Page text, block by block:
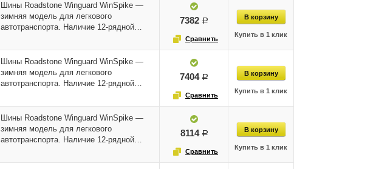
Шины Roadstone Winguard WinSpike —
зимняя модель для легкового
автотранспорта. Наличие 12-рядной…
7382 руб.
Шины Roadstone Winguard WinSpike —
зимняя модель для легкового
автотранспорта. Наличие 12-рядной…
7404 руб.
Шины Roadstone Winguard WinSpike —
зимняя модель для легкового
автотранспорта. Наличие 12-рядной…
8114 руб.